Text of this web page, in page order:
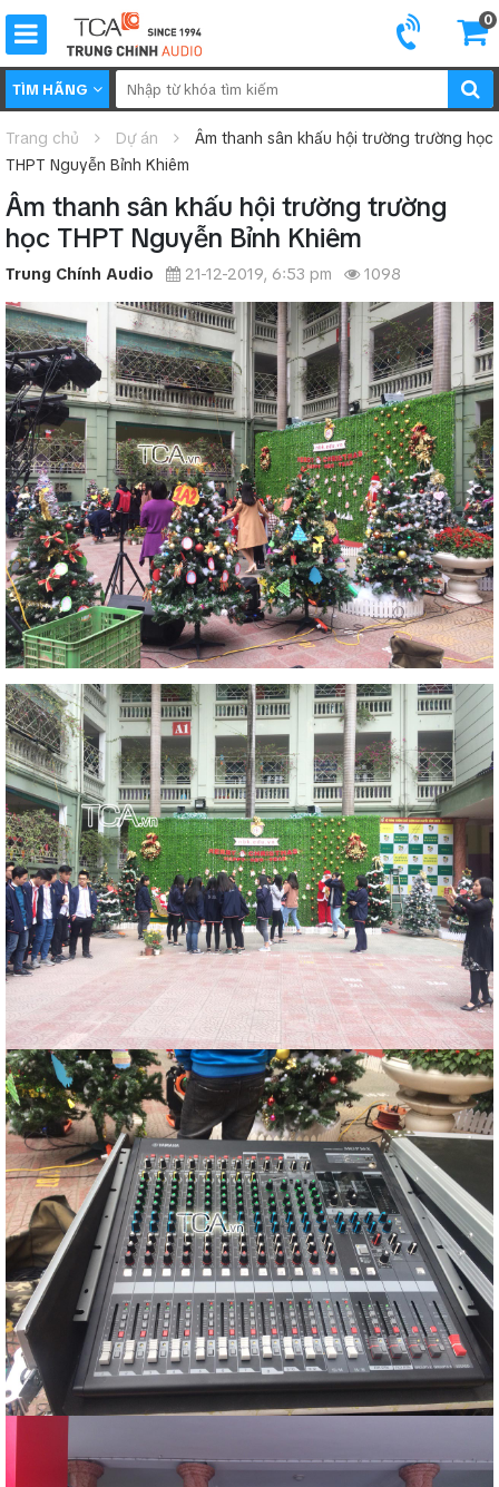
0
TÌM HÃNG
Trang chủ Dự án
Âm thanh sân khấu hội trường trường học
THPT Nguyễn Bỉnh Khiêm
Âm thanh sân khấu hội trường trường
học THPT Nguyễn Bỉnh Khiêm
Trung Chính Audio 21-12-2019, 6:53 pm 1098